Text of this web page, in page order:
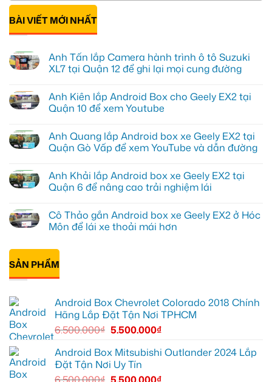
BÀI VIẾT MỚI NHẤT
Anh Tấn lắp Camera hành trình ô tô Suzuki
XL7 tại Quận 12 để ghi lại mọi cung đường
bình
luận
ở
lắp
Camera
hành
tô
Suzuki
XL7
12
để
ghi
cung
đường
Anh Kiên lắp Android Box cho Geely EX2 tại
Quận 10 để xem Youtube
bình
luận
ở
lắp
Android
Box
EX2
tại
Quận
xem
Youtube
Anh Quang lắp Android box xe Geely EX2 tại
Quận Gò Vấp để xem YouTube và dẫn đường
bình
luận
ở
lắp
Android
box
EX2
tại
Quận
Gò
xem
YouTube
dẫn
đường
Anh Khải lắp Android box xe Geely EX2 tại
Quận 6 để nâng cao trải nghiệm lái
bình
luận
ở
Android
box
xe
tại
Quận
nâng
cao
trải
nghiệm
lái
Cô Thảo gắn Android box xe Geely EX2 ở Hóc
Môn để lái xe thoải mái hơn
có
luận
ở
Cô
Android
box
Geely
EX2
ở
Hóc
Môn
để
SẢN PHẨM
Android Box Chevrolet Colorado 2018 Chính
Hãng Lắp Đặt Tận Nơi TPHCM
6.500.000₫ 5.500.000₫
Android Box Mitsubishi Outlander 2024 Lắp
Đặt Tận Nơi Uy Tín
6.500.000₫ 5.500.000₫